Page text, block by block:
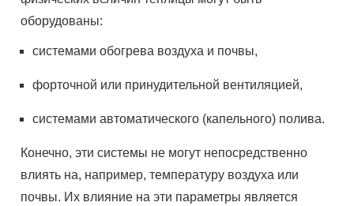
оборудованы:
системами обогрева воздуха и почвы,
форточной или принудительной вентиляцией,
системами автоматического (капельного) полива.
Конечно, эти системы не могут непосредственно
влиять на, например, температуру воздуха или
почвы. Их влияние на эти параметры является